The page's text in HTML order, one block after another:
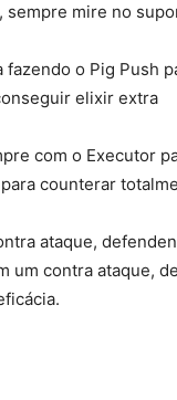
sempre mire no
o Pig Push
elixir extra
com o Executor
counterar
ataque,
um contra ataque,